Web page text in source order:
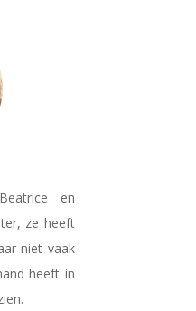
en
ze heeft
niet vaak
heeft in